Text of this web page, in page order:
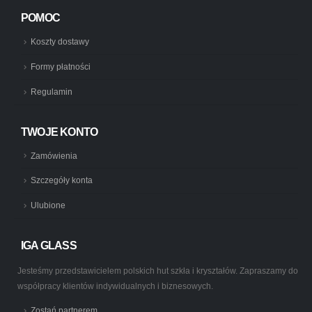
POMOC
Koszty dostawy
Formy płatności
Regulamin
TWOJE KONTO
Zamówienia
Szczegóły konta
Ulubione
IGA GLASS
Jesteśmy przedstawicielem polskich hut szkła i kryształów. Zapraszamy do
współpracy klientów indywidualnych i biznesowych.